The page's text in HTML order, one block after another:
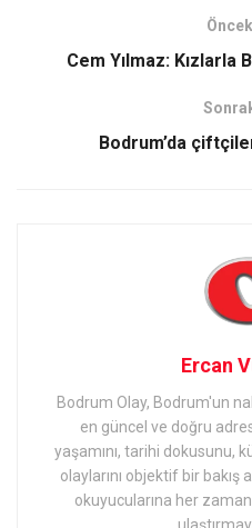
Cem Yılmaz: Kızlarla
Bodrum’da
Ercan
Bodrum Olay, Bodrum'un
en güncel ve doğru
yaşamını, tarihi dokusunu,
olaylarını objektif bir bakış
okuyucularına her